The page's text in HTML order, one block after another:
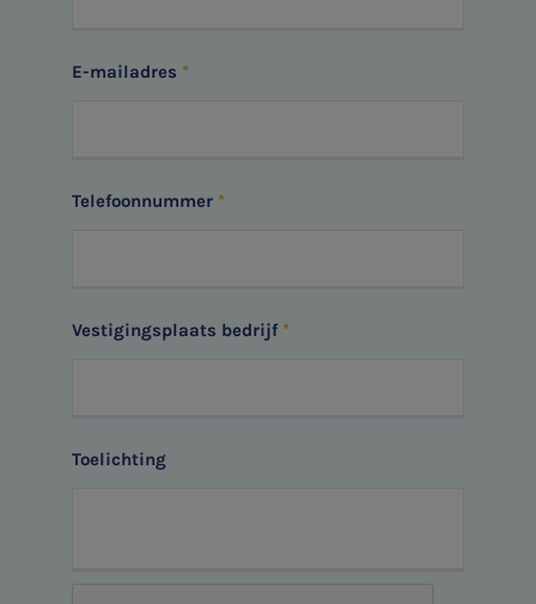
E-mailadres
Telefoonnummer
Vestigingsplaats bedrijf
Toelichting